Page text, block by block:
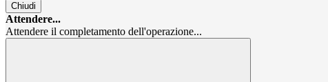
Chiudi
Attendere...
Attendere il completamento dell'operazione...